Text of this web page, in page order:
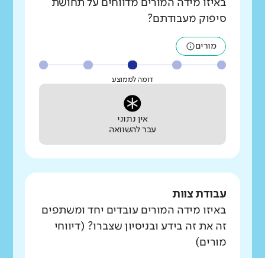
באיזו מידה המורים מדווחים על תחושת
סיפוק מעבודתם?
מורים
דומה לממוצע
אין נתוני
עבר להשוואה
עבודת צוות
באיזו מידה המורים עובדים יחד ומשתפים
זה את זה בידע ובניסיון שצברו? (דיווחי
מורים)